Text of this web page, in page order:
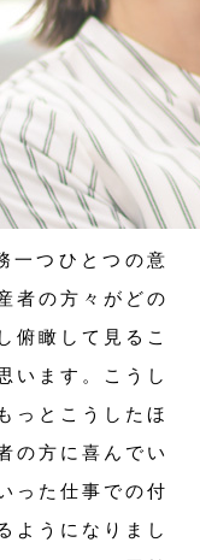
一つひとつの意
者の方々がどの
俯瞰して見るこ
います。こうし
っとこうしたほ
の方に喜んでい
った仕事での付
ようになりまし